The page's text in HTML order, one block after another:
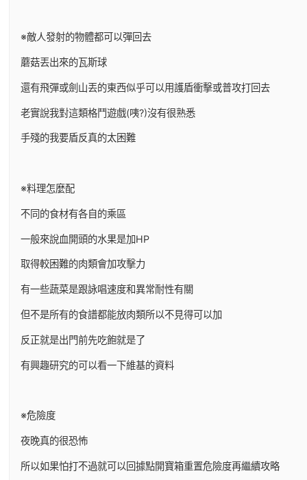
※敵人發射的物體都可以彈回去
蘑菇丟出來的瓦斯球
還有飛彈或劍山丟的東西似乎可以用護盾衝擊或普攻打回去
老實說我對這類格鬥遊戲(咦?)沒有很熟悉
手殘的我要盾反真的太困難
※料理怎麼配
不同的食材有各自的乘區
一般來說血開頭的水果是加HP
取得較困難的肉類會加攻擊力
有一些蔬菜是跟詠唱速度和異常耐性有關
但不是所有的食譜都能放肉類所以不見得可以加
反正就是出門前先吃飽就是了
有興趣研究的可以看一下維基的資料
※危險度
夜晚真的很恐怖
所以如果怕打不過就可以回據點開寶箱重置危險度再繼續攻略